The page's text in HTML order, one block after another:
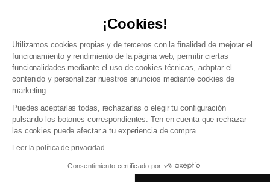
¡Cookies!
Utilizamos cookies propias y de terceros con la finalidad de mejorar el
funcionamiento y rendimiento de la página web, permitir ciertas
funcionalidades mediante el uso de cookies técnicas, adaptar el
contenido y personalizar nuestros anuncios mediante cookies de
marketing.
Puedes aceptarlas todas, rechazarlas o elegir tu configuración
pulsando los botones correspondientes. Ten en cuenta que rechazar
las cookies puede afectar a tu experiencia de compra.
Leer la política de privacidad
Consentimiento certificado por
Política de gestión de datos personales y cookies
Condiciones generales de Venta Profesional
Declaración de accesibilidad